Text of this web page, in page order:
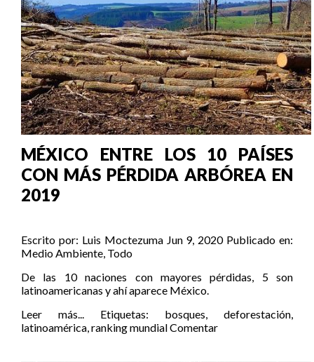
MÉXICO ENTRE LOS 10 PAÍSES
CON MÁS PÉRDIDA ARBÓREA EN
2019
Escrito por: Luis Moctezuma Jun 9, 2020 Publicado en:
Medio Ambiente, Todo
De las 10 naciones con mayores pérdidas, 5 son
latinoamericanas y ahí aparece México.
Leer más...
Etiquetas: bosques, deforestación,
latinoamérica,ranking mundialComentar